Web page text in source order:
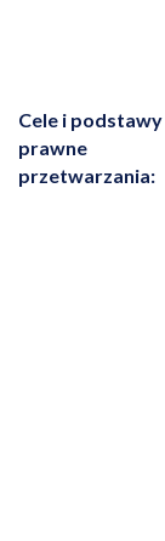
Cele i podstawy
prawne
przetwarzania: